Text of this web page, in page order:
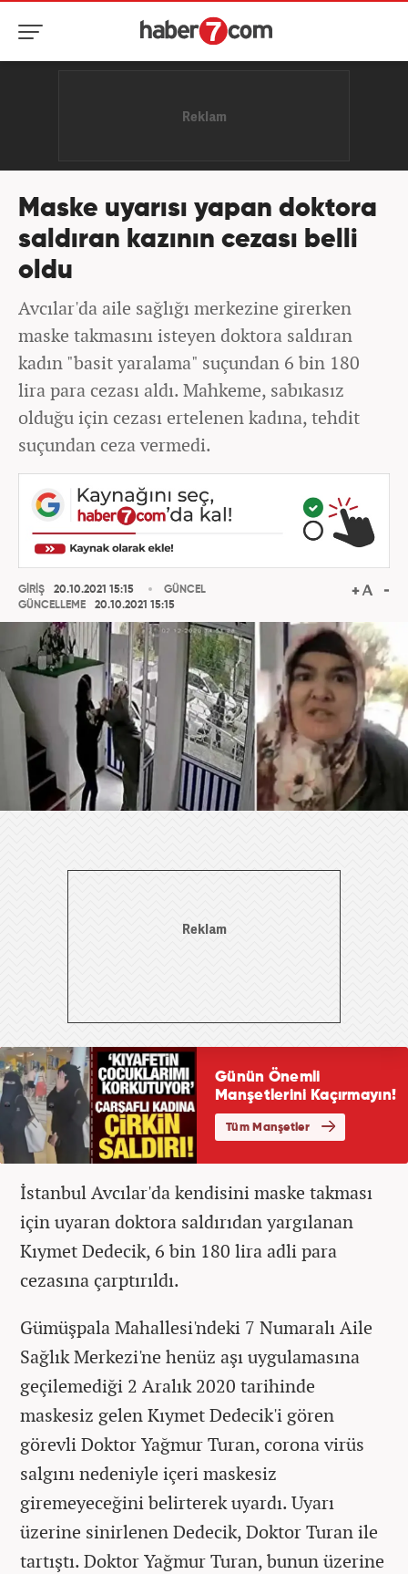
Maske uyarısı yapan doktora
saldıran kazının cezası belli
oldu
Avcılar'da aile sağlığı merkezine girerken
maske takmasını isteyen doktora saldıran
kadın "basit yaralama" suçundan 6 bin 180
lira para cezası aldı. Mahkeme, sabıkasız
olduğu için cezası ertelenen kadına, tehdit
suçundan ceza vermedi.
GİRİŞ
20.10.2021 15:15
GÜNCELLEME
20.10.2021 15:15
GÜNCEL
İstanbul Avcılar'da kendisini maske takması
için uyaran doktora saldırıdan yargılanan
Kıymet Dedecik, 6 bin 180 lira adli para
cezasına çarptırıldı.
Gümüşpala Mahallesi'ndeki 7 Numaralı Aile
Sağlık Merkezi'ne henüz aşı uygulamasına
geçilemediği 2 Aralık 2020 tarihinde
maskesiz gelen Kıymet Dedecik'i gören
görevli Doktor Yağmur Turan, corona virüs
salgını nedeniyle içeri maskesiz
giremeyeceğini belirterek uyardı. Uyarı
üzerine sinirlenen Dedecik, Doktor Turan ile
tartıştı. Doktor Yağmur Turan, bunun üzerine